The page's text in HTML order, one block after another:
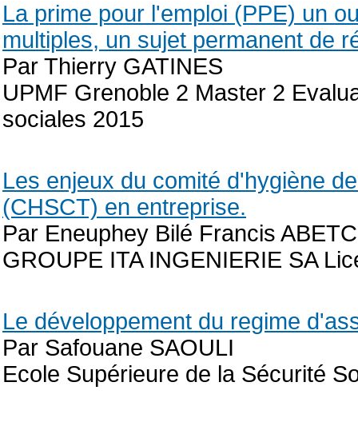
La prime pour l'emploi (PPE) un
multiples, un sujet permanent de
Par Thierry GATINES
UPMF Grenoble 2 Master 2
sociales 2015
Les enjeux du comité d'hygiène
(CHSCT) en entreprise.
Par Eneuphey Bilé Francis
GROUPE ITA INGENIERIE SA
Le développement du regime
Par Safouane SAOULI
Ecole Supérieure de la Sécurité